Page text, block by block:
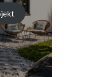
cen:
od
zł249.00
do
zł499.00